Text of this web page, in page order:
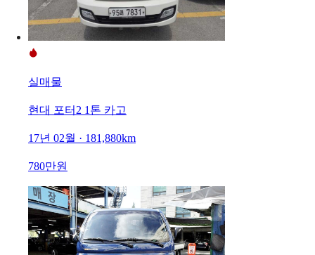
실매물
현대 포터2 1톤 카고
17년 02월 · 181,880km
780만원